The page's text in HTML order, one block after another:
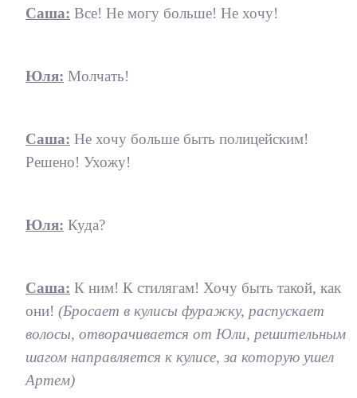
Саша: Все! Не могу больше! Не хочу!
Юля: Молчать!
Саша: Не хочу больше быть полицейским!
Решено! Ухожу!
Юля: Куда?
Саша: К ним! К стилягам! Хочу быть такой, как
они! (Бросает в кулисы фуражку, распускает
волосы, отворачивается от Юли, решительным
шагом направляется к кулисе, за которую ушел
Артем)